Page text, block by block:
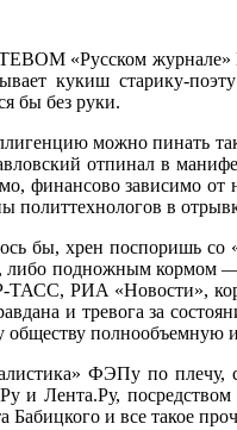
«Русском журнале»
кукиш старику-
бы без руки.
можно пинать
отпинал в
финансово зависимо
политтехнологов в
бы, хрен поспоришь со
подножным кормом —
РИА «Новости»,
и тревога за
полнообъемную
ФЭПу по плечу,
и Лента.Ру,
Бабицкого и все такое